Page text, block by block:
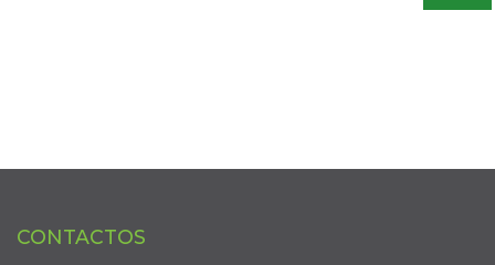
CONTACTOS